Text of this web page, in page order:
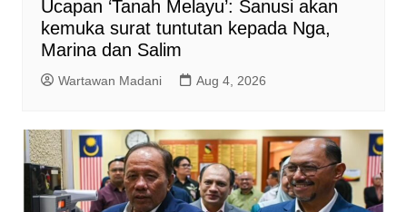
Ucapan ‘Tanah Melayu’: Sanusi akan
kemuka surat tuntutan kepada Nga,
Marina dan Salim
Wartawan Madani Aug 4, 2026